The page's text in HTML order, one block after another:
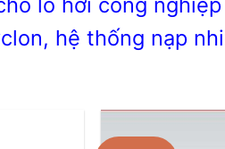
hệ thống nạp